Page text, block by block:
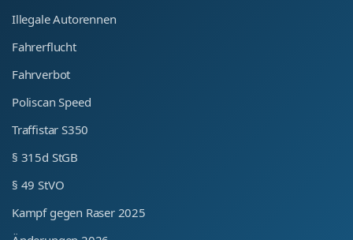
Illegale Autorennen
Fahrerflucht
Fahrverbot
Poliscan Speed
Traffistar S350
§ 315d StGB
§ 49 StVO
Kampf gegen Raser 2025